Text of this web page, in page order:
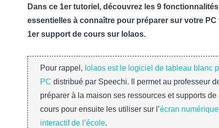
Dans ce 1er tutoriel, découvrez les 9 fonctionnalités
essentielles à connaître pour préparer sur votre PC
1er support de cours sur Iolaos.
Pour rappel, Iolaos est le logiciel de tableau blanc
PC distribué par Speechi. Il permet au professeur
préparer à la maison ses ressources et supports de
cours pour ensuite les utiliser sur l’écran numérique
interactif de l’école.